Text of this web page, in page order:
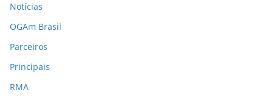
Notícias
OGAm Brasil
Parceiros
Principais
RMA